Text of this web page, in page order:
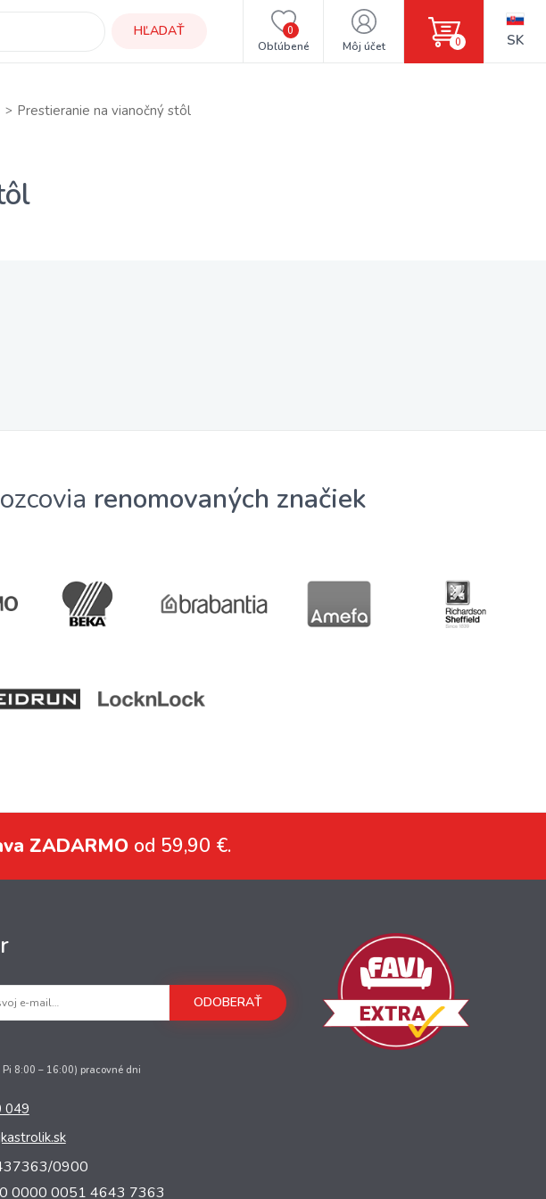
HĽADAŤ
Obľúbené
0
Môj účet 0 SK
Prestieranie na vianočný stôl
renomovaných značiek
ZADARMO od 59,90 €.
ODOBERAŤ
Pi 8:00 – 16:00) pracovné dni
049
0900
0000 0051 4643 7363